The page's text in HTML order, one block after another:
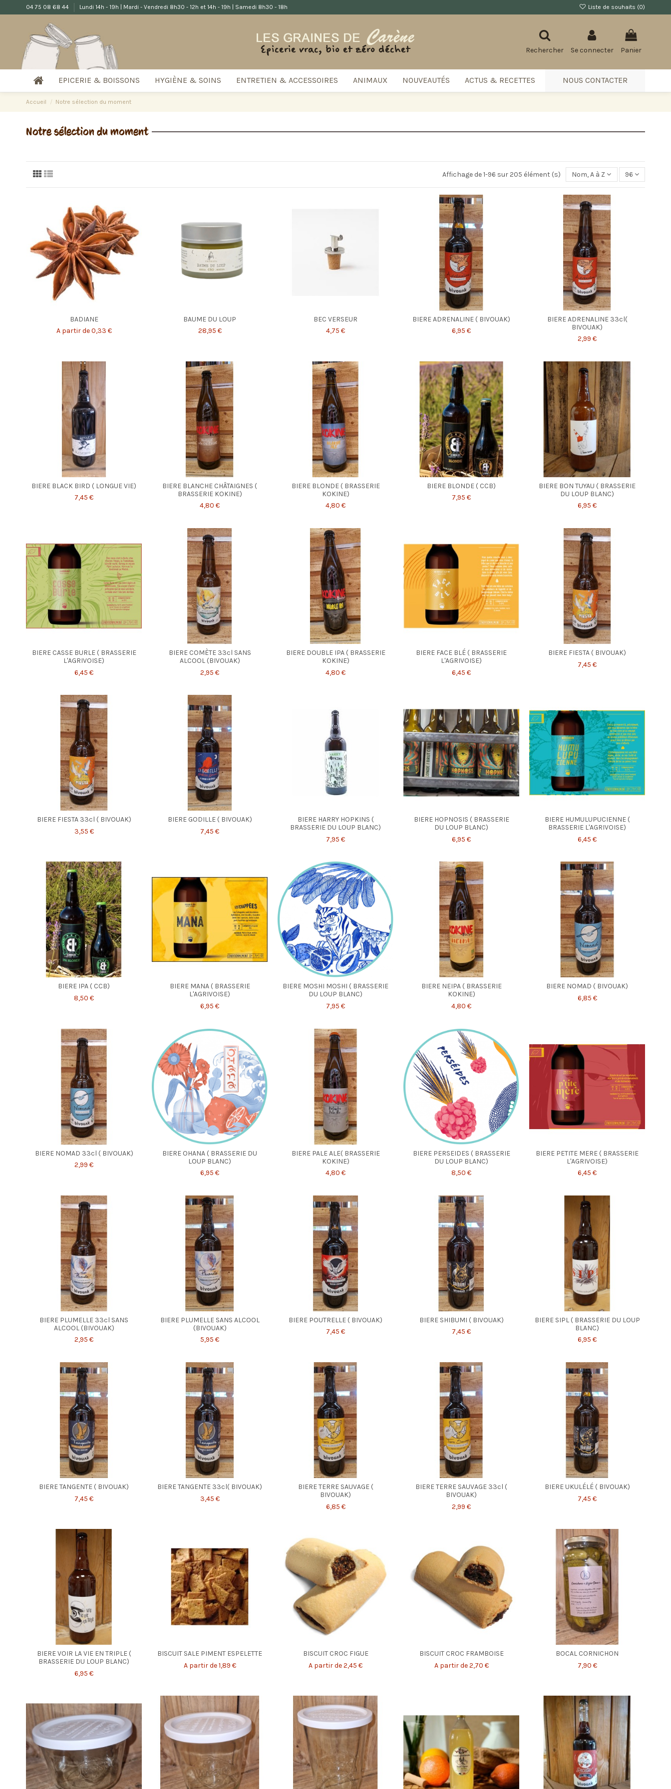
04 75 08 68 44 Lundi 14h - 19h | Mardi - Vendredi 8h30 - 12h et 14h - 19h | Samedi 8h30 - 18h Liste de souhaits (0)
Rechercher Se connecter Panier
EPICERIE & BOISSONS HYGIÈNE & SOINS ENTRETIEN & ACCESSOIRES ANIMAUX NOUVEAUTÉS ACTUS & RECETTES NOUS CONTACTER
Accueil Notre sélection du moment
Notre sélection du moment
Affichage de 1-96 sur 205 élément (s) Nom, A à Z 96
BADIANE
A partir de 0,33 €
BAUME DU LOUP
28,95 €
BEC VERSEUR
4,75 €
BIERE ADRENALINE ( BIVOUAK)
6,95 €
BIERE ADRENALINE 33cl(
BIVOUAK)
2,99 €
BIERE BLACK BIRD ( LONGUE VIE)
7,45 €
BIERE BLANCHE CHÂTAIGNES (
BRASSERIE KOKINE)
4,80 €
BIERE BLONDE ( BRASSERIE
KOKINE)
4,80 €
BIERE BLONDE ( CCB)
7,95 €
BIERE BON TUYAU ( BRASSERIE
DU LOUP BLANC)
6,95 €
BIERE CASSE BURLE ( BRASSERIE
L'AGRIVOISE)
6,45 €
BIERE COMÈTE 33cl SANS
ALCOOL (BIVOUAK)
2,95 €
BIERE DOUBLE IPA ( BRASSERIE
KOKINE)
4,80 €
BIERE FACE BLÉ ( BRASSERIE
L'AGRIVOISE)
6,45 €
BIERE FIESTA ( BIVOUAK)
7,45 €
BIERE FIESTA 33cl ( BIVOUAK)
3,55 €
BIERE GODILLE ( BIVOUAK)
7,45 €
BIERE HARRY HOPKINS (
BRASSERIE DU LOUP BLANC)
7,95 €
BIERE HOPNOSIS ( BRASSERIE
DU LOUP BLANC)
6,95 €
BIERE HUMULUPUCIENNE (
BRASSERIE L'AGRIVOISE)
6,45 €
BIERE IPA ( CCB)
8,50 €
BIERE MANA ( BRASSERIE
L'AGRIVOISE)
6,95 €
BIERE MOSHI MOSHI ( BRASSERIE
DU LOUP BLANC)
7,95 €
BIERE NEIPA ( BRASSERIE
KOKINE)
4,80 €
BIERE NOMAD ( BIVOUAK)
6,85 €
BIERE NOMAD 33cl ( BIVOUAK)
2,99 €
BIERE OHANA ( BRASSERIE DU
LOUP BLANC)
6,95 €
BIERE PALE ALE( BRASSERIE
KOKINE)
4,80 €
BIERE PERSEIDES ( BRASSERIE
DU LOUP BLANC)
8,50 €
BIERE PETITE MERE ( BRASSERIE
L'AGRIVOISE)
6,45 €
BIERE PLUMELLE 33cl SANS
ALCOOL (BIVOUAK)
2,95 €
BIERE PLUMELLE SANS ALCOOL
(BIVOUAK)
5,95 €
BIERE POUTRELLE ( BIVOUAK)
7,45 €
BIERE SHIBUMI ( BIVOUAK)
7,45 €
BIERE SIPL ( BRASSERIE DU LOUP
BLANC)
6,95 €
BIERE TANGENTE ( BIVOUAK)
7,45 €
BIERE TANGENTE 33cl( BIVOUAK)
3,45 €
BIERE TERRE SAUVAGE (
BIVOUAK)
6,85 €
BIERE TERRE SAUVAGE 33cl (
BIVOUAK)
2,99 €
BIERE UKULÉLÉ ( BIVOUAK)
7,45 €
BIERE VOIR LA VIE EN TRIPLE (
BRASSERIE DU LOUP BLANC)
6,95 €
BISCUIT SALE PIMENT ESPELETTE
A partir de 1,89 €
BISCUIT CROC FIGUE
A partir de 2,45 €
BISCUIT CROC FRAMBOISE
A partir de 2,70 €
BOCAL CORNICHON
7,90 €